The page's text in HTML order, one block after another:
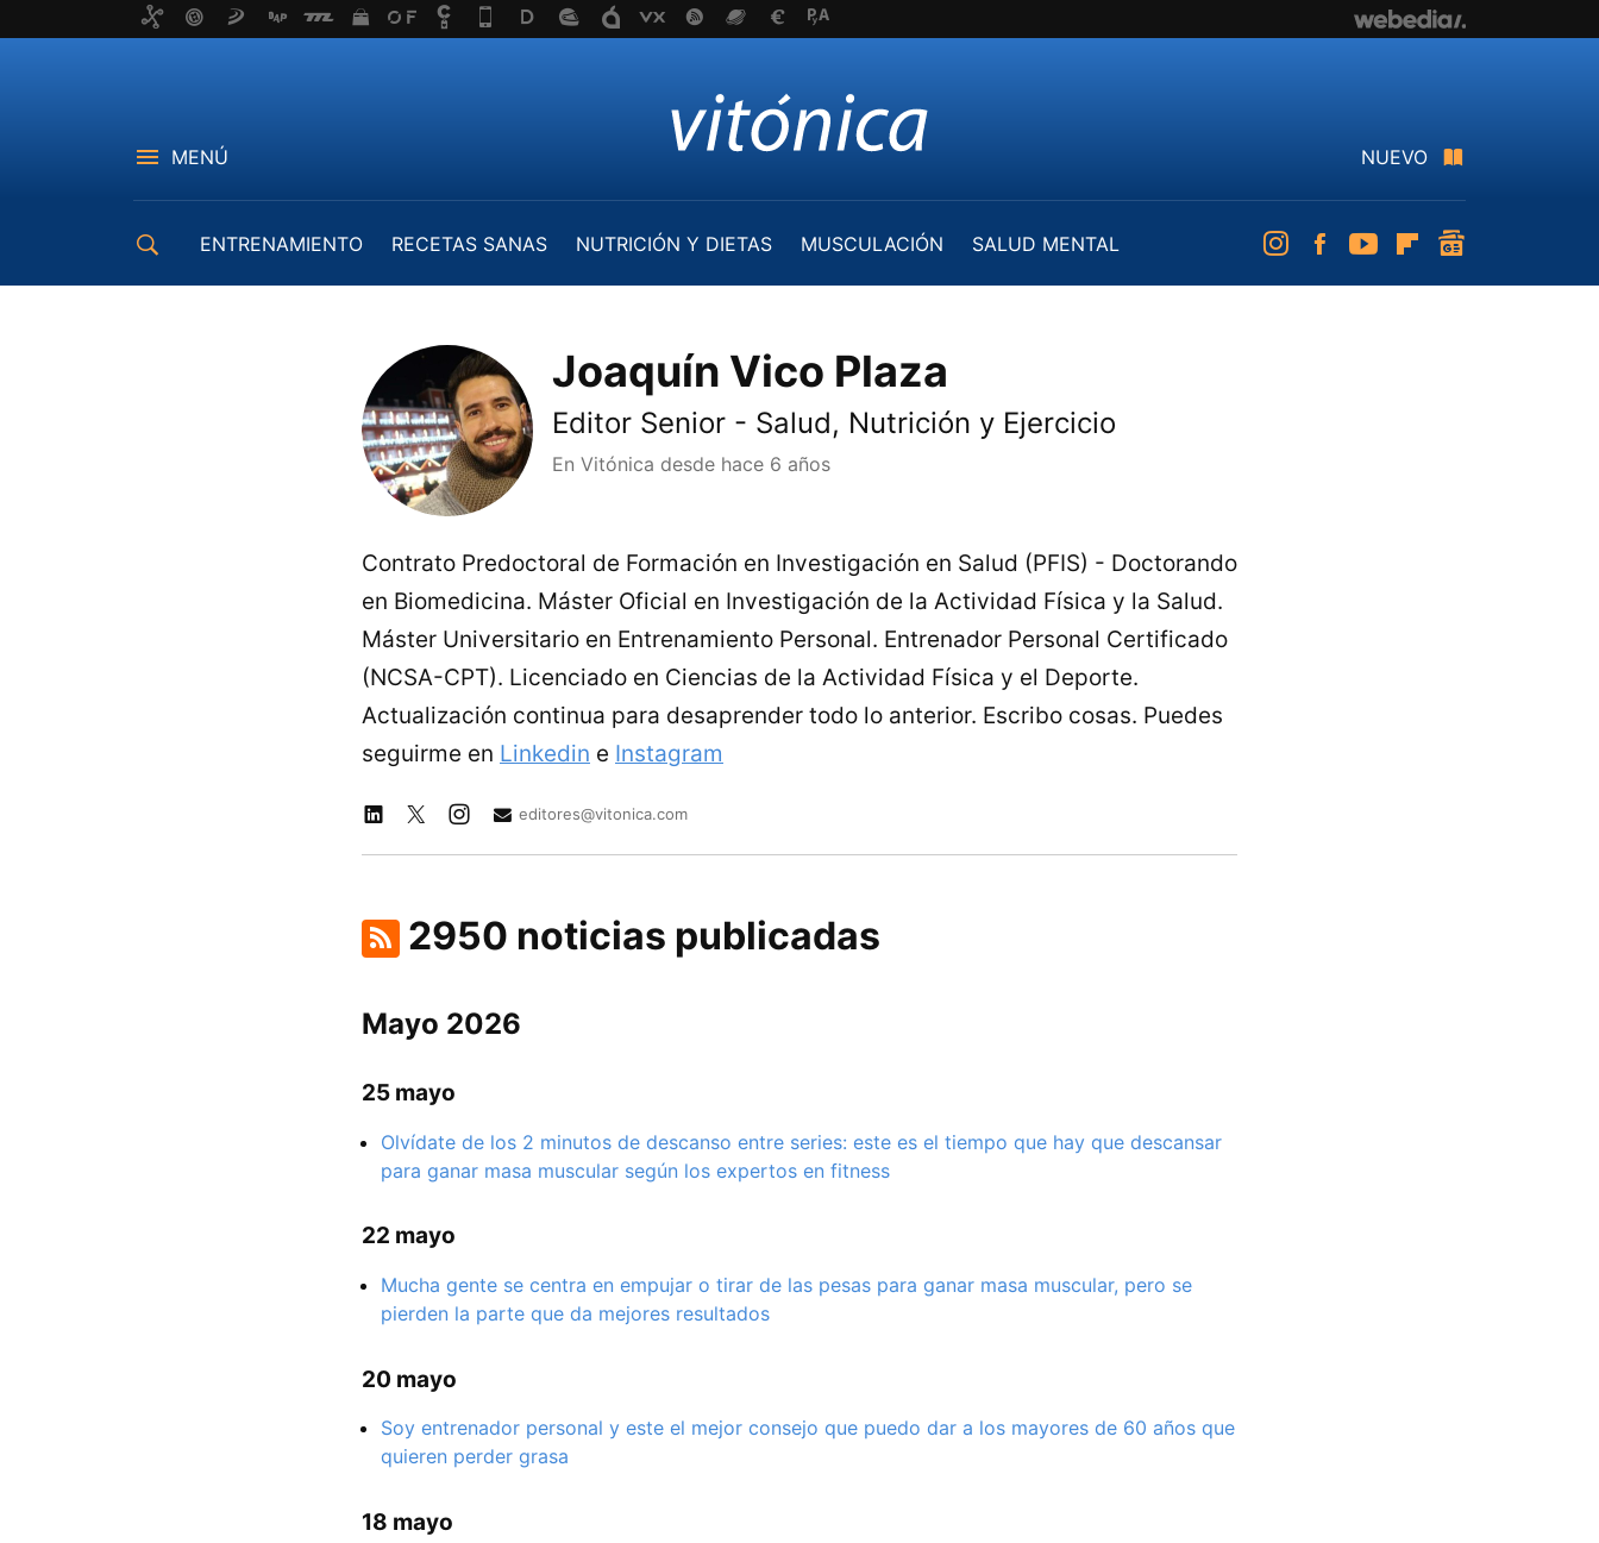
MENÚ NUEVO
ENTRENAMIENTO RECETAS SANAS NUTRICIÓN Y DIETAS MUSCULACIÓN
SALUD MENTAL
InstagramFacebookYoutubeFlipboard
Joaquín Vico Plaza
Editor Senior - Salud, Nutrición y Ejercicio
En Vitónica desde hace 6 años
Contrato Predoctoral de Formación en Investigación en Salud (PFIS) - Doctorando
en Biomedicina. Máster Oficial en Investigación de la Actividad Física y la Salud.
Máster Universitario en Entrenamiento Personal. Entrenador Personal Certificado
(NCSA-CPT). Licenciado en Ciencias de la Actividad Física y el Deporte.
Actualización continua para desaprender todo lo anterior. Escribo cosas. Puedes
seguirme en Linkedin e Instagram
editores@vitonica.com
2950 noticias publicadas
Mayo 2026
25 mayo
Olvídate de los 2 minutos de descanso entre series: este es el tiempo que hay que descansar
para ganar masa muscular según los expertos en fitness
22 mayo
Mucha gente se centra en empujar o tirar de las pesas para ganar masa muscular, pero se
pierden la parte que da mejores resultados
20 mayo
Soy entrenador personal y este el mejor consejo que puedo dar a los mayores de 60 años que
quieren perder grasa
18 mayo